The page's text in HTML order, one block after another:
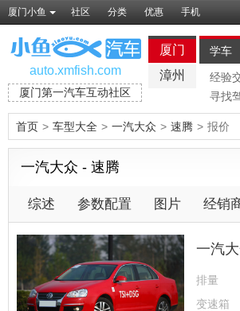
厦门小鱼 社区 分类 优惠 手机
auto.xmfish.com
厦门第一汽车互动社区
厦门
漳州
学车
经验
寻找
首页 > 车型大全 > 一汽大众 > 速腾 > 报价
一汽大众 - 速腾
综述 参数配置 图片 经销
一汽
排量
变速箱